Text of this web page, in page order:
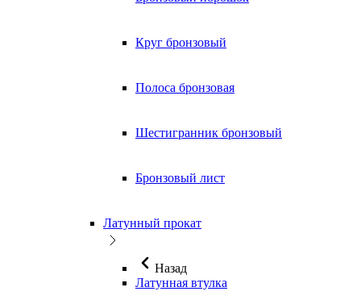
Круг бронзовый
Полоса бронзовая
Шестигранник бронзовый
Бронзовый лист
Латунный прокат
Назад
Латунная втулка